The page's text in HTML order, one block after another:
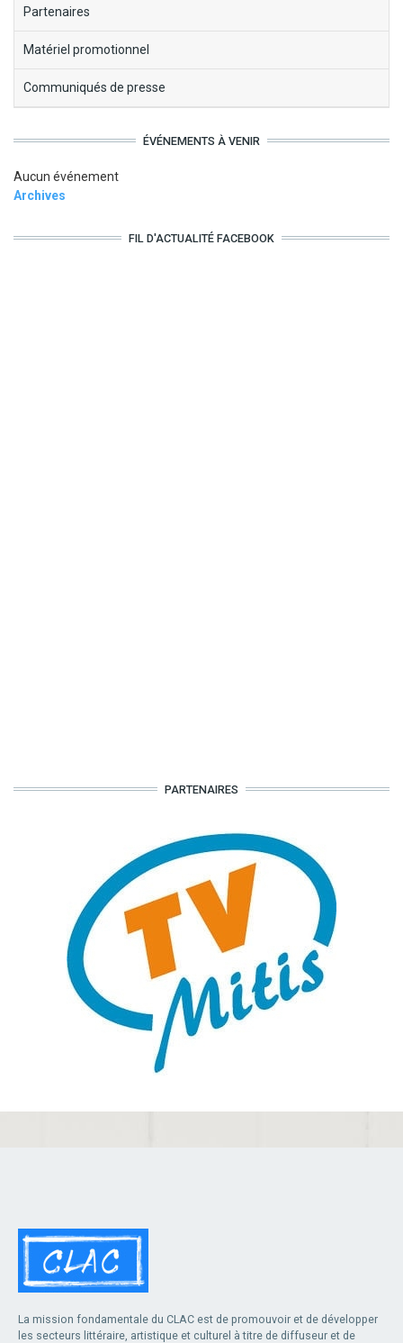
Partenaires
Matériel promotionnel
Communiqués de presse
ÉVÉNEMENTS À VENIR
Aucun événement
Archives
FIL D'ACTUALITÉ FACEBOOK
PARTENAIRES
La mission fondamentale du CLAC est de promouvoir et de développer
les secteurs littéraire, artistique et culturel à titre de diffuseur et de